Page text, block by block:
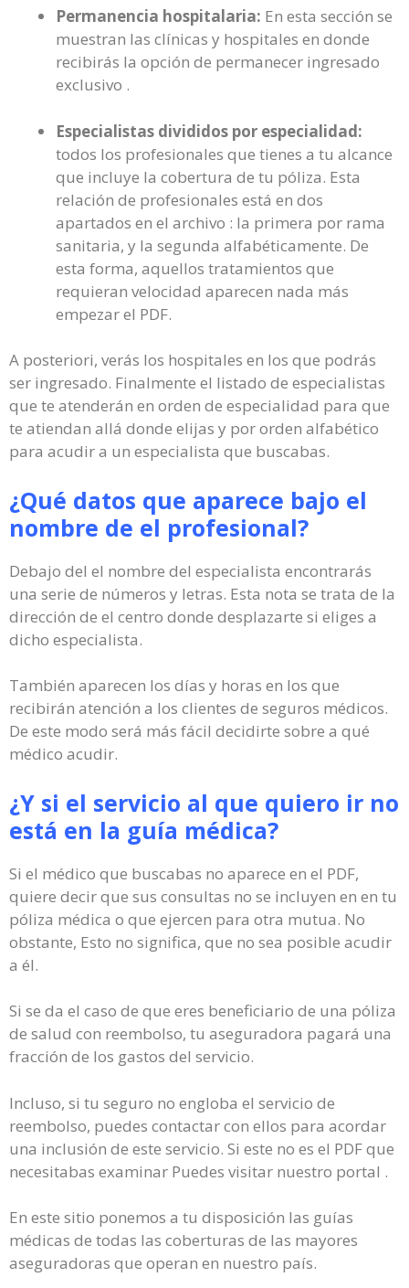
Permanencia hospitalaria: En esta sección se
muestran las clínicas y hospitales en donde
recibirás la opción de permanecer ingresado
exclusivo .
Especialistas divididos por especialidad:
todos los profesionales que tienes a tu alcance
que incluye la cobertura de tu póliza. Esta
relación de profesionales está en dos
apartados en el archivo : la primera por rama
sanitaria, y la segunda alfabéticamente. De
esta forma, aquellos tratamientos que
requieran velocidad aparecen nada más
empezar el PDF.
A posteriori, verás los hospitales en los que podrás
ser ingresado. Finalmente el listado de especialistas
que te atenderán en orden de especialidad para que
te atiendan allá donde elijas y por orden alfabético
para acudir a un especialista que buscabas.
¿Qué datos que aparece bajo el
nombre de el profesional?
Debajo del el nombre del especialista encontrarás
una serie de números y letras. Esta nota se trata de la
dirección de el centro donde desplazarte si eliges a
dicho especialista.
También aparecen los días y horas en los que
recibirán atención a los clientes de seguros médicos.
De este modo será más fácil decidirte sobre a qué
médico acudir.
¿Y si el servicio al que quiero ir no
está en la guía médica?
Si el médico que buscabas no aparece en el PDF,
quiere decir que sus consultas no se incluyen en en tu
póliza médica o que ejercen para otra mutua. No
obstante, Esto no significa, que no sea posible acudir
a él.
Si se da el caso de que eres beneficiario de una póliza
de salud con reembolso, tu aseguradora pagará una
fracción de los gastos del servicio.
Incluso, si tu seguro no engloba el servicio de
reembolso, puedes contactar con ellos para acordar
una inclusión de este servicio. Si este no es el PDF que
necesitabas examinar Puedes visitar nuestro portal .
En este sitio ponemos a tu disposición las guías
médicas de todas las coberturas de las mayores
aseguradoras que operan en nuestro país.